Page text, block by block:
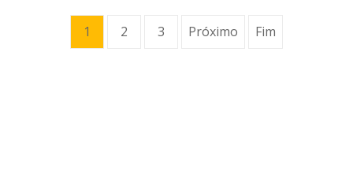
1 2 3 Próximo Fim